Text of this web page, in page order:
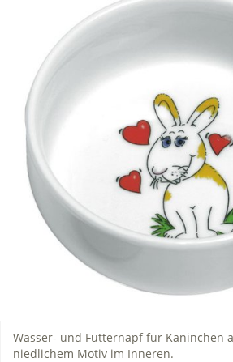
Wasser- und Futternapf für Kaninchen
niedlichem Motiv im Inneren.